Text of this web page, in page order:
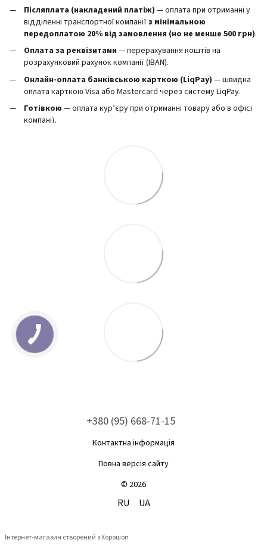
Післяплата (накладений платіж) — оплата при отриманні у
відділенні транспортної компанії з мінімальною
передоплатою 20% від замовлення (но не менше 500 грн).
Оплата за реквізитами — перерахування коштів на
розрахунковий рахунок компанії (IBAN).
Онлайн-оплата банківською карткою (LiqPay) — швидка
оплата карткою Visa або Mastercard через систему LiqPay.
Готівкою — оплата кур’єру при отриманні товару або в офісі
компанії.
+380 (95) 668-71-15
Контактна інформація
Повна версія сайту
© 2026
RU UA
Інтернет-магазин створений з Хорошоп